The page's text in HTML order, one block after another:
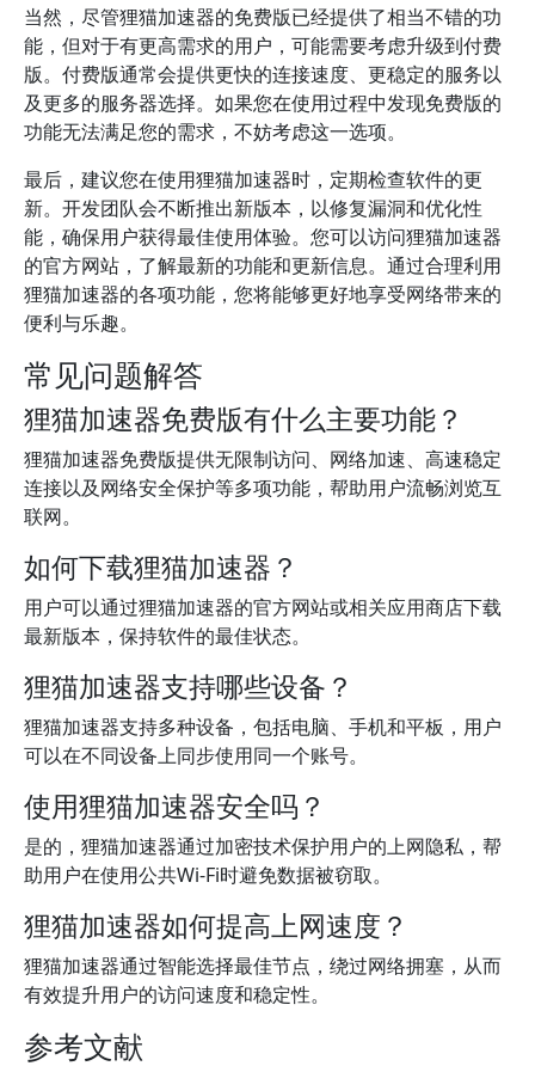
当然，尽管狸猫加速器的免费版已经提供了相当不错的功
能，但对于有更高需求的用户，可能需要考虑升级到付费
版。付费版通常会提供更快的连接速度、更稳定的服务以
及更多的服务器选择。如果您在使用过程中发现免费版的
功能无法满足您的需求，不妨考虑这一选项。
最后，建议您在使用狸猫加速器时，定期检查软件的更
新。开发团队会不断推出新版本，以修复漏洞和优化性
能，确保用户获得最佳使用体验。您可以访问狸猫加速器
的官方网站，了解最新的功能和更新信息。通过合理利用
狸猫加速器的各项功能，您将能够更好地享受网络带来的
便利与乐趣。
常见问题解答
狸猫加速器免费版有什么主要功能？
狸猫加速器免费版提供无限制访问、网络加速、高速稳定
连接以及网络安全保护等多项功能，帮助用户流畅浏览互
联网。
如何下载狸猫加速器？
用户可以通过狸猫加速器的官方网站或相关应用商店下载
最新版本，保持软件的最佳状态。
狸猫加速器支持哪些设备？
狸猫加速器支持多种设备，包括电脑、手机和平板，用户
可以在不同设备上同步使用同一个账号。
使用狸猫加速器安全吗？
是的，狸猫加速器通过加密技术保护用户的上网隐私，帮
助用户在使用公共Wi-Fi时避免数据被窃取。
狸猫加速器如何提高上网速度？
狸猫加速器通过智能选择最佳节点，绕过网络拥塞，从而
有效提升用户的访问速度和稳定性。
参考文献